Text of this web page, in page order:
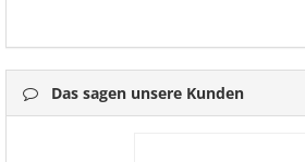
Das sagen unsere Kunden